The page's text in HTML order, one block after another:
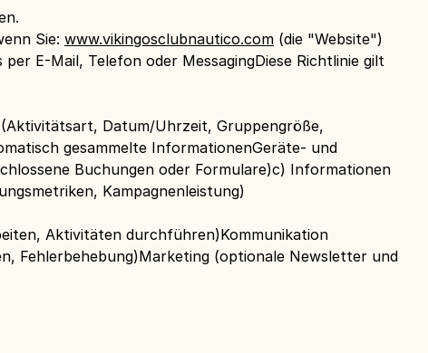
Sie: www.vikingosclubnautico.com (die "Website")
E-Mail, Telefon oder MessagingDiese Richtlinie gilt
Datum/Uhrzeit, Gruppengröße,
gesammelte InformationenGeräte- und
Buchungen oder Formulare)c) Informationen
Kampagnenleistung)
Aktivitäten durchführen)Kommunikation
Fehlerbehebung)Marketing (optionale Newsletter und